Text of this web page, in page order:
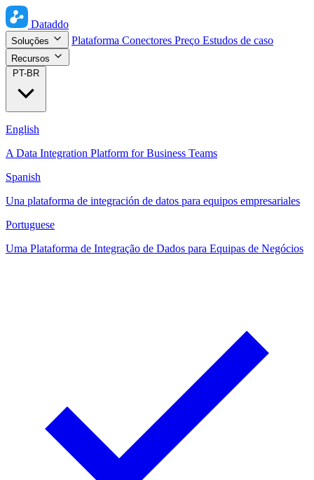
Dataddo
Soluções Plataforma Conectores Preço Estudos de caso
Recursos
PT-BR
English
A Data Integration Platform for Business Teams
Spanish
Una plataforma de integración de datos para equipos empresariales
Portuguese
Uma Plataforma de Integração de Dados para Equipas de Negócios